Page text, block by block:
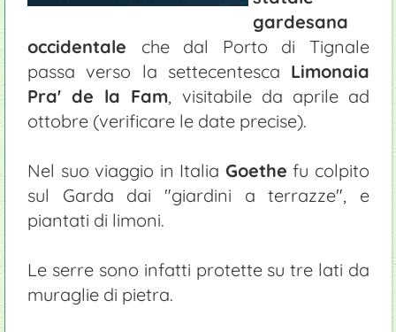
gardesana
occidentale che dal Porto di Tignale
passa verso la settecentesca Limonaia
Pra' de la Fam, visitabile da aprile ad
ottobre (verificare le date precise).
Nel suo viaggio in Italia Goethe fu colpito
sul Garda dai "giardini a terrazze", e
piantati di limoni.
Le serre sono infatti protette su tre lati da
muraglie di pietra.